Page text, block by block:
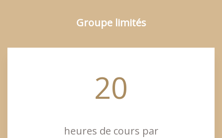
Groupe limités
20
heures de cours par